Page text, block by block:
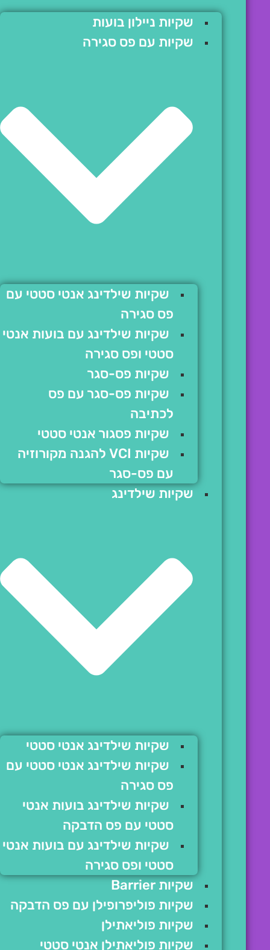
שקיות ניילון בועות
שקיות עם פס סגירה
שקיות שילדינג אנטי סטטי עם
פס סגירה
שקיות שילדינג עם בועות אנטי
סטטי ופס סגירה
שקיות פס-סגר
שקיות פס-סגר עם פס
לכתיבה
שקיות פסגור אנטי סטטי
שקיות VCI להגנה מקורוזיה
עם פס-סגר
שקיות שילדינג
שקיות שילדינג אנטי סטטי
שקיות שילדינג אנטי סטטי עם
פס סגירה
שקיות שילדינג בועות אנטי
סטטי עם פס הדבקה
שקיות שילדינג עם בועות אנטי
סטטי ופס סגירה
שקיות Barrier
שקיות פוליפרופילן עם פס הדבקה
שקיות פוליאתילן
שקיות פוליאתילן אנטי סטטי